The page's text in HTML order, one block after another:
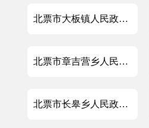
北票市大板镇人民政府2025年政府信息公开工作年度报告
北票市章吉营乡人民政府2025年政府信息公开工作年度报告
北票市长皋乡人民政府2025年政府信息公开工作年度报告